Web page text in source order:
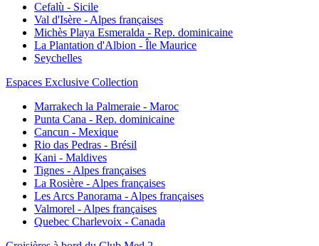
Cefalù - Sicile
Val d'Isère - Alpes françaises
Michès Playa Esmeralda - Rep. dominicaine
La Plantation d'Albion - Île Maurice
Seychelles
Espaces Exclusive Collection
Marrakech la Palmeraie - Maroc
Punta Cana - Rep. dominicaine
Cancun - Mexique
Rio das Pedras - Brésil
Kani - Maldives
Tignes - Alpes françaises
La Rosière - Alpes françaises
Les Arcs Panorama - Alpes françaises
Valmorel - Alpes françaises
Quebec Charlevoix - Canada